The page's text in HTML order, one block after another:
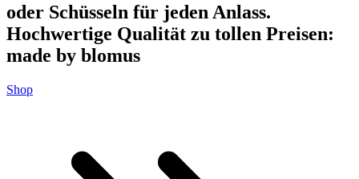
oder Schüsseln für jeden Anlass.
Hochwertige Qualität zu tollen Preisen:
made by blomus
Shop